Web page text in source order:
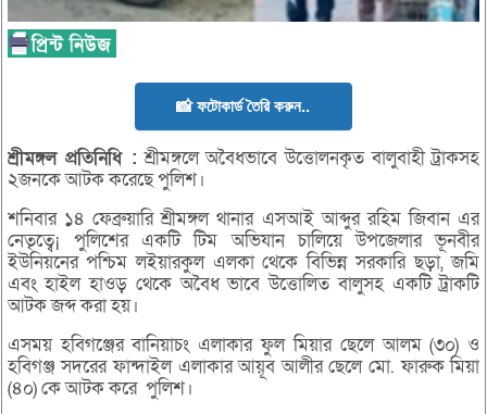
📸 ফটোকার্ড তৈরি করুন..
শ্রীমঙ্গলপ্রতিনিধি : শ্রীমঙ্গলে অবৈধভাবে উত্তোলনকৃত বালুবাহী ট্রাকসহ
২জনকে আটক করেছে পুলিশ।
শনিবার ১৪ ফেব্রুয়ারি শ্রীমঙ্গল থানার এসআই আব্দুর রহিম জিবান এর
নেতৃত্বে¡ পুলিশের একটি টিম অভিযান চালিয়ে উপজেলার ভূনবীর
ইউনিয়নের পশ্চিম লইয়ারকুল এলকা থেকে বিভিন্ন সরকারি ছড়া, জমি
এবং হাইল হাওড় থেকে অবৈধ ভাবে উত্তোলিত বালুসহ একটি ট্রাকটি
আটক জব্দ করা হয়।
এসময় হবিগঞ্জের বানিয়াচং এলাকার ফুল মিয়ার ছেলে আলম (৩০) ও
হবিগঞ্জ সদরের ফান্দাইল এলাকার আয়ূব আলীর ছেলে মো. ফারুক মিয়া
(৪০) কে আটক করে পুলিশ।